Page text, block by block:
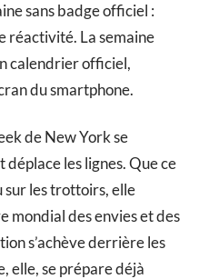
sans badge officiel :
réactivité. La semaine
calendrier officiel,
du smartphone.
de New York se
les lignes. Que ce
sur les trottoirs, elle
mondial des envies et des
s’achève derrière les
elle, se prépare déjà